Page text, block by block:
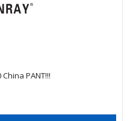
PANT!!!